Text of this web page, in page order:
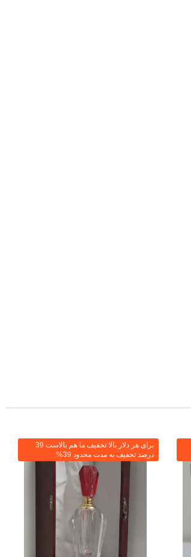
برای هر دلار بالا تخفیف ما هم بالاست 39
درصد تخفیف به مدت محدود 39%